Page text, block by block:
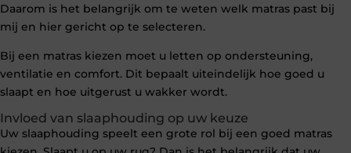
Daarom is het belangrijk om te weten welk matras past bij
mij en hier gericht op te selecteren.
Bij een matras kiezen moet u letten op ondersteuning,
ventilatie en comfort. Dit bepaalt uiteindelijk hoe goed u
slaapt en hoe uitgerust u wakker wordt.
Invloed van slaaphouding op uw keuze
Uw slaaphouding speelt een grote rol bij een goed matras